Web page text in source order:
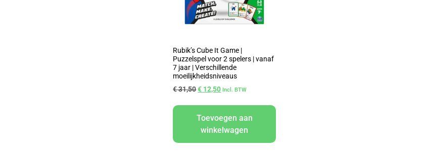
Rubik’s Cube It Game |
Puzzelspel voor 2 spelers | vanaf
7 jaar | Verschillende
moeilijkheidsniveaus
€31,50€ 12,50 Incl. BTW
Toevoegen aan
winkelwagen